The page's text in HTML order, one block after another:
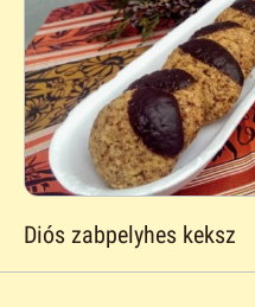
Diós zabpelyhes keksz